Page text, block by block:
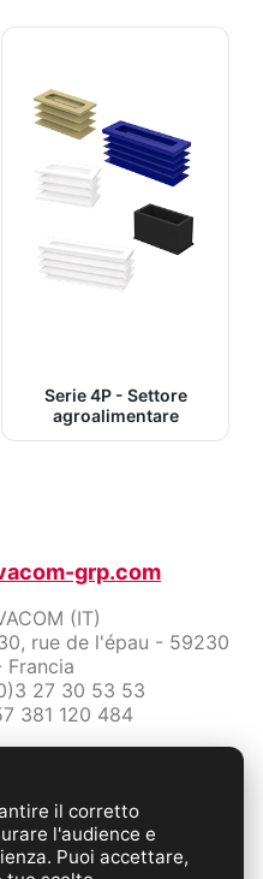
Serie 4P - Settore
agroalimentare
grp.com
(IT)
rue de l'épau - 59230
Francia
27 30 53 53
381 120 484
dei dati
di Vendita
il corretto
l'audience e
Puoi accettare,